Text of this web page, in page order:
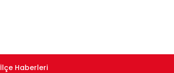
İlçe Haberleri